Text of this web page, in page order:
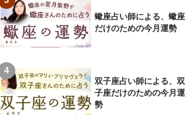
蠍座占い師による、蠍座
だけのための今月運勢
双子座占い師による、双
子座だけのための今月運
勢